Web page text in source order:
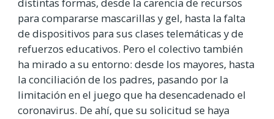
para compararse mascarillas y gel, hasta la falta
de dispositivos para sus clases telemáticas y de
refuerzos educativos. Pero el colectivo también
ha mirado a su entorno: desde los mayores, hasta
la conciliación de los padres, pasando por la
limitación en el juego que ha desencadenado el
coronavirus. De ahí, que su solicitud se haya